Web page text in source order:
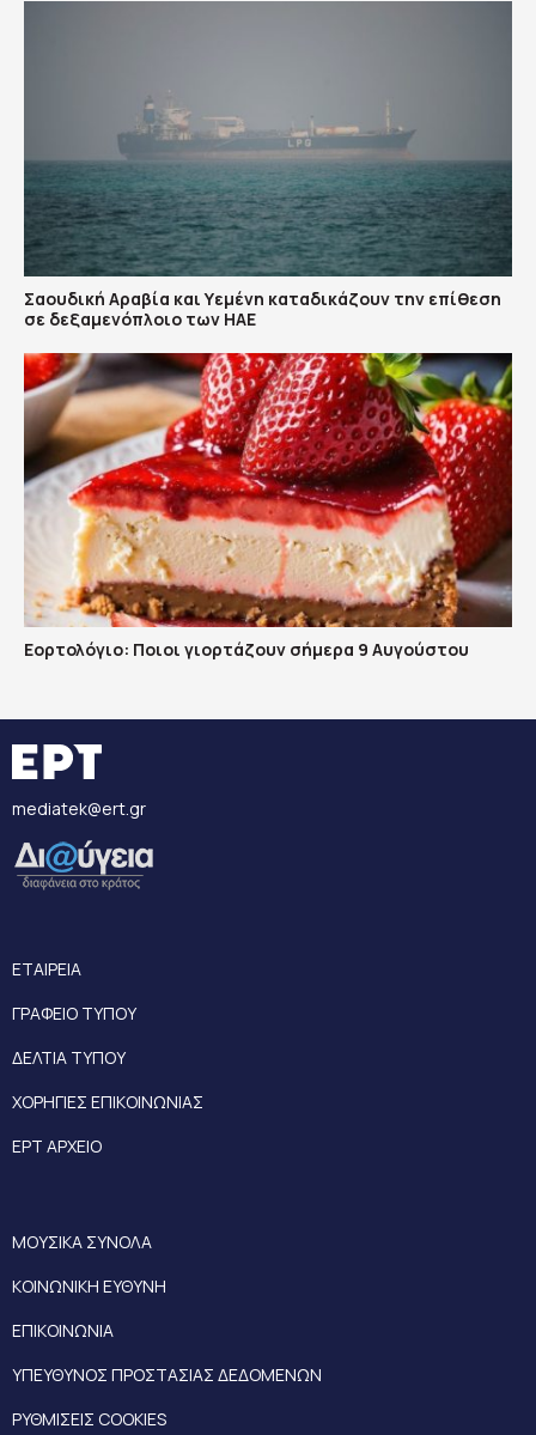
Σαουδική Αραβία και Υεμένη καταδικάζουν την επίθεση
σε δεξαμενόπλοιο των ΗΑΕ
Εορτολόγιο: Ποιοι γιορτάζουν σήμερα 9 Αυγούστου
mediatek@ert.gr
ΕΤΑΙΡΕΙΑ
ΓΡΑΦΕΙΟ ΤΥΠΟΥ
ΔΕΛΤΙΑ ΤΥΠΟΥ
ΧΟΡΗΓΙΕΣ ΕΠΙΚΟΙΝΩΝΙΑΣ
ΕΡΤ ΑΡΧΕΙΟ
ΜΟΥΣΙΚΑ ΣΥΝΟΛΑ
ΚΟΙΝΩΝΙΚΗ ΕΥΘΥΝΗ
ΕΠΙΚΟΙΝΩΝΙΑ
ΥΠΕΥΘΥΝΟΣ ΠΡΟΣΤΑΣΙΑΣ ΔΕΔΟΜΕΝΩΝ
ΡΥΘΜΙΣΕΙΣ COOKIES